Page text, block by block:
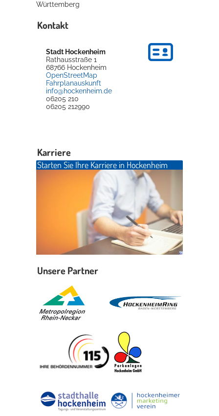
Württemberg
Kontakt
Stadt Hockenheim
Rathausstraße 1
68766 Hockenheim
OpenStreetMap
Fahrplanauskunft
info@hockenheim.de
06205 210
06205 212990
Karriere
Starten Sie Ihre Karriere in Hockenheim
Unsere Partner